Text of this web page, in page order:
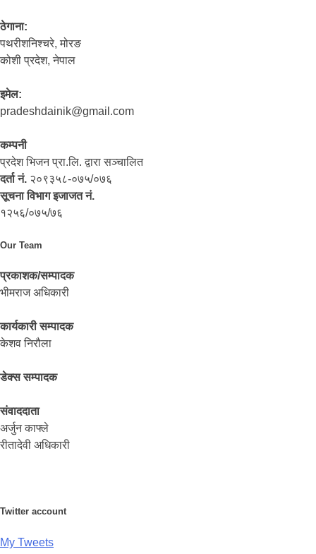
ठेगाना:
पथरीशनिश्‍चरे, मोरङ
कोशी प्रदेश, नेपाल
इमेल:
pradeshdainik@gmail.com
कम्पनी
प्रदेश भिजन प्रा.लि. द्वारा सञ्‍चालित
दर्ता नं. २०९३५८-०७५/०७६
सूचना विभाग इजाजत नं.
१२५६/०७५/७६
Our Team
प्रकाशक/सम्पादक
भीमराज अधिकारी
कार्यकारी सम्पादक
केशव निरौला
डेक्स सम्पादक
संवाददाता
अर्जुन काफ्ले
रीतादेवी अधिकारी
Twitter account
My Tweets